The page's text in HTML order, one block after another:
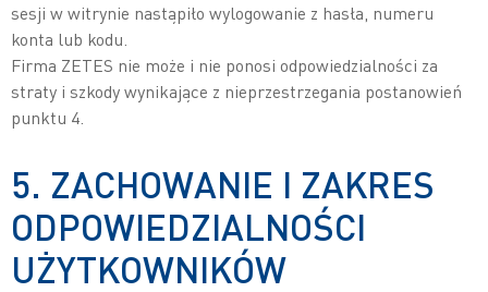
sesji w witrynie nastąpiło wylogowanie z hasła, numeru
konta lub kodu.
Firma ZETES nie może i nie ponosi odpowiedzialności za
straty i szkody wynikające z nieprzestrzegania postanowień
punktu 4.
5. ZACHOWANIE I ZAKRES
ODPOWIEDZIALNOŚCI
UŻYTKOWNIKÓW